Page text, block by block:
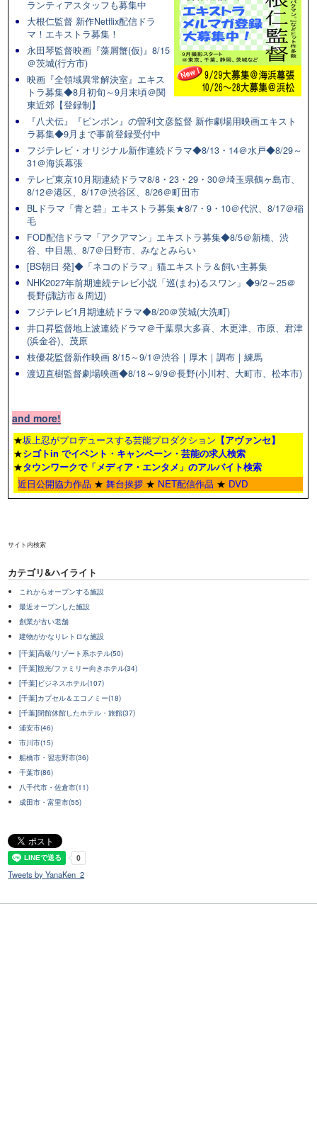
ランティアスタッフも募集中
大根仁監督 新作Netflix配信ドラ
マ！エキストラ募集！
永田琴監督映画『藻屑蟹(仮)』8/15
＠茨城(行方市)
映画『全領域異常解決室』エキス
トラ募集◆8月初旬～9月末頃＠関
東近郊【登録制】
『八犬伝』『ピンポン』の曽利文彦監督 新作劇場用映画エキスト
ラ募集◆9月まで事前登録受付中
フジテレビ・オリジナル新作連続ドラマ◆8/13・14＠水戸◆8/29～
31＠海浜幕張
テレビ東京10月期連続ドラマ8/8・23・29・30＠埼玉県鶴ヶ島市、
8/12＠港区、8/17＠渋谷区、8/26＠町田市
BLドラマ「青と碧」エキストラ募集★8/7・9・10＠代沢、8/17＠稲
毛
FOD配信ドラマ「アクアマン」エキストラ募集◆8/5＠新橋、渋
谷、中目黒、8/7＠日野市、みなとみらい
[BS朝日 発]◆「ネコのドラマ」猫エキストラ＆飼い主募集
NHK2027年前期連続テレビ小説「巡(まわ)るスワン」◆9/2～25＠
長野(諏訪市＆周辺)
フジテレビ1月期連続ドラマ◆8/20＠茨城(大洗町)
井口昇監督地上波連続ドラマ＠千葉県大多喜、木更津、市原、君津
(浜金谷)、茂原
枝優花監督新作映画 8/15～9/1＠渋谷｜厚木｜調布｜練馬
渡辺直樹監督劇場映画◆8/18～9/9＠長野(小川村、大町市、松本市)
and more!
★坂上忍がプロデュースする芸能プロダクション 【アヴァンセ】
★シゴトin でイベント・キャンペーン・芸能の求人検索
★タウンワークで「メディア・エンタメ」のアルバイト検索
近日公開協力作品 ★舞台挨拶 ★ NET配信作品 ★ DVD
サイト内検索
カテゴリ&ハイライト
これからオープンする施設
最近オープンした施設
創業が古い老舗
建物がかなりレトロな施設
[千葉]高級/リゾート系ホテル(50)
[千葉]観光/ファミリー向きホテル(34)
[千葉]ビジネスホテル(107)
[千葉]カプセル＆エコノミー(18)
[千葉]閉館休館したホテル・旅館(37)
浦安市(46)
市川市(15)
船橋市・習志野市(36)
千葉市(86)
八千代市・佐倉市(11)
成田市・富里市(55)
Tweets by YanaKen_2